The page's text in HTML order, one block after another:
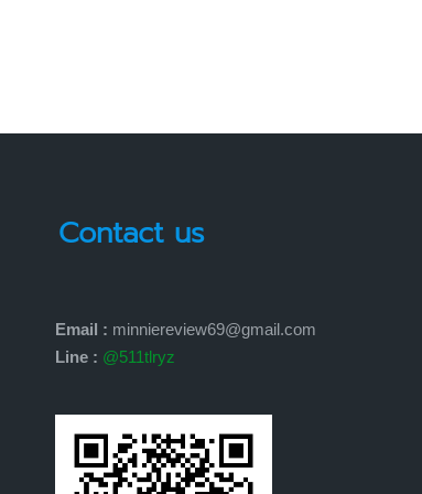
Contact us
Email : minniereview69@gmail.com
Line : @511tlryz